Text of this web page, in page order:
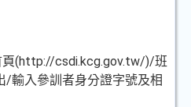
(http://csdi.kcg.gov.tw/)/班
/輸入參訓者身分證字號及相